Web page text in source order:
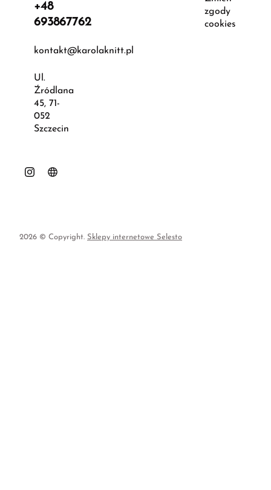
+48
693867762
kontakt@karolaknitt.pl
Ul.
Źródlana
45, 71-
052
Szczecin
zgody
cookies
2026 © Copyright. Sklepy internetowe Selesto